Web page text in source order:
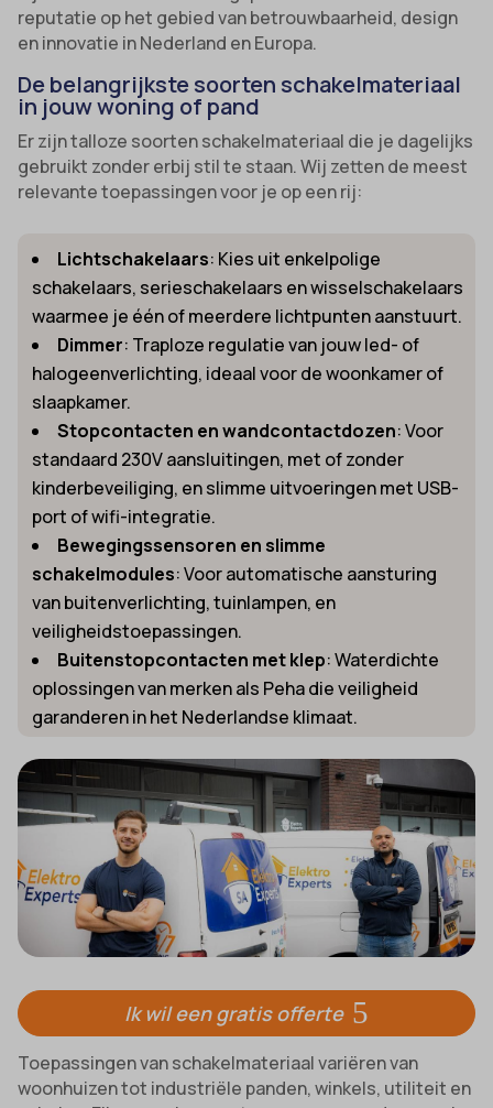
reputatie op het gebied van betrouwbaarheid, design
en innovatie in Nederland en Europa.
De belangrijkste soorten schakelmateriaal
in jouw woning of pand
Er zijn talloze soorten schakelmateriaal die je dagelijks
gebruikt zonder erbij stil te staan. Wij zetten de meest
relevante toepassingen voor je op een rij:
Lichtschakelaars: Kies uit enkelpolige
schakelaars, serieschakelaars en wisselschakelaars
waarmee je één of meerdere lichtpunten aanstuurt.
Dimmer: Traploze regulatie van jouw led- of
halogeenverlichting, ideaal voor de woonkamer of
slaapkamer.
Stopcontacten en wandcontactdozen: Voor
standaard 230V aansluitingen, met of zonder
kinderbeveiliging, en slimme uitvoeringen met USB-
port of wifi-integratie.
Bewegingssensoren en slimme
schakelmodules: Voor automatische aansturing
van buitenverlichting, tuinlampen, en
veiligheidstoepassingen.
Buitenstopcontacten met klep: Waterdichte
oplossingen van merken als Peha die veiligheid
garanderen in het Nederlandse klimaat.
Ik wil een gratis offerte
Toepassingen van schakelmateriaal variëren van
woonhuizen tot industriële panden, winkels, utiliteit en